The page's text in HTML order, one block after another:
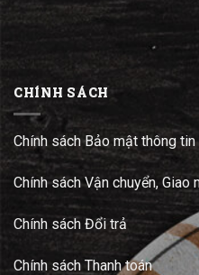
CHÍNH SÁCH
Chính sách Bảo mật thông tin
Chính sách Vận chuyển, Giao
Chính sách Đổi trả
Chính sách Thanh toán